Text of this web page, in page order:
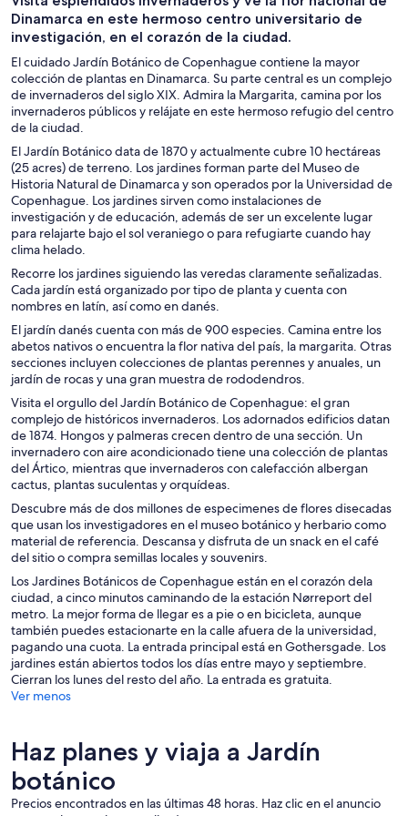
Dinamarca en este hermoso centro universitario de
investigación, en el corazón de la ciudad.
El cuidado Jardín Botánico de Copenhague contiene la mayor
colección de plantas en Dinamarca. Su parte central es un complejo
de invernaderos del siglo XIX. Admira la Margarita, camina por los
invernaderos públicos y relájate en este hermoso refugio del centro
de la ciudad.
El Jardín Botánico data de 1870 y actualmente cubre 10 hectáreas
(25 acres) de terreno. Los jardines forman parte del Museo de
Historia Natural de Dinamarca y son operados por la Universidad de
Copenhague. Los jardines sirven como instalaciones de
investigación y de educación, además de ser un excelente lugar
para relajarte bajo el sol veraniego o para refugiarte cuando hay
clima helado.
Recorre los jardines siguiendo las veredas claramente señalizadas.
Cada jardín está organizado por tipo de planta y cuenta con
nombres en latín, así como en danés.
El jardín danés cuenta con más de 900 especies. Camina entre los
abetos nativos o encuentra la flor nativa del país, la margarita. Otras
secciones incluyen colecciones de plantas perennes y anuales, un
jardín de rocas y una gran muestra de rododendros.
Visita el orgullo del Jardín Botánico de Copenhague: el gran
complejo de históricos invernaderos. Los adornados edificios datan
de 1874. Hongos y palmeras crecen dentro de una sección. Un
invernadero con aire acondicionado tiene una colección de plantas
del Ártico, mientras que invernaderos con calefacción albergan
cactus, plantas suculentas y orquídeas.
Descubre más de dos millones de especimenes de flores disecadas
que usan los investigadores en el museo botánico y herbario como
material de referencia. Descansa y disfruta de un snack en el café
del sitio o compra semillas locales y souvenirs.
Los Jardines Botánicos de Copenhague están en el corazón dela
ciudad, a cinco minutos caminando de la estación Nørreport del
metro. La mejor forma de llegar es a pie o en bicicleta, aunque
también puedes estacionarte en la calle afuera de la universidad,
pagando una cuota. La entrada principal está en Gothersgade. Los
jardines están abiertos todos los días entre mayo y septiembre.
Cierran los lunes del resto del año. La entrada es gratuita.
Ver menos
Haz planes y viaja a Jardín
botánico
Precios encontrados en las últimas 48 horas. Haz clic en el anuncio